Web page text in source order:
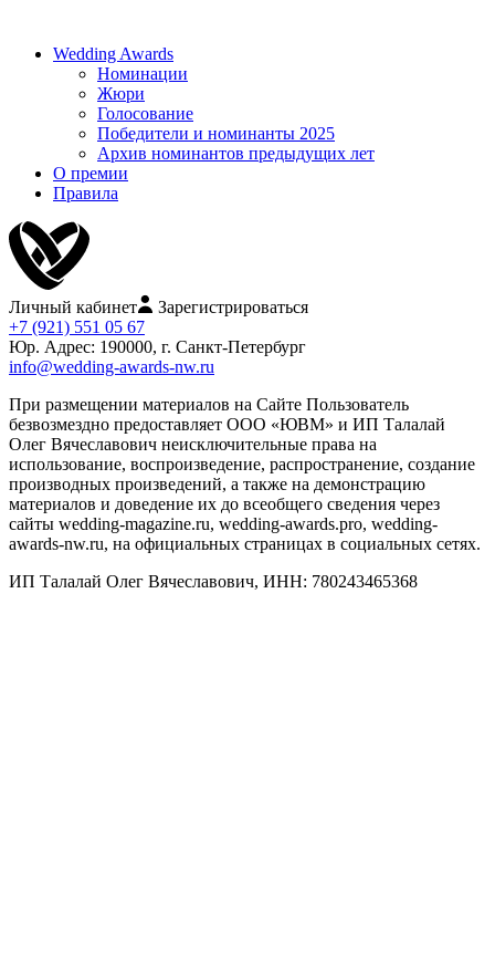
Wedding Awards
Номинации
Жюри
Голосование
Победители и номинанты 2025
Архив номинантов предыдущих лет
О премии
Правила
Личный кабинет
Зарегистрироваться
+7 (921) 551 05 67
Юр. Адрес: 190000, г. Санкт-Петербург
info@wedding-awards-nw.ru
При размещении материалов на Сайте Пользователь
безвозмездно предоставляет ООО «ЮВМ» и ИП Талалай
Олег Вячеславович неисключительные права на
использование, воспроизведение, распространение, создание
производных произведений, а также на демонстрацию
материалов и доведение их до всеобщего сведения через
сайты wedding-magazine.ru, wedding-awards.pro, wedding-
awards-nw.ru, на официальных страницах в социальных сетях.
ИП Талалай Олег Вячеславович, ИНН: 780243465368